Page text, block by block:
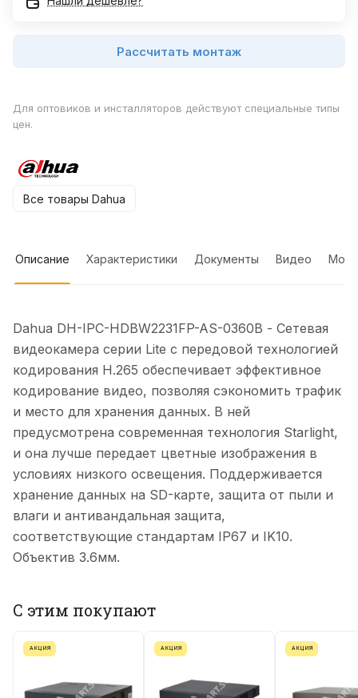
Рассчитать монтаж
Для оптовиков и инсталляторов действуют специальные типы
цен.
Все товары Dahua
Описание Характеристики Документы Видео
Dahua DH-IPC-HDBW2231FP-AS-0360B - Сетевая
видеокамера серии Lite с передовой технологией
кодирования H.265 обеспечивает эффективное
кодирование видео, позволяя сэкономить трафик
и место для хранения данных. В ней
предусмотрена современная технология Starlight,
и она лучше передает цветные изображения в
условиях низкого освещения. Поддерживается
хранение данных на SD-карте, защита от пыли и
влаги и антивандальная защита,
соответствующие стандартам IP67 и IK10.
Объектив 3.6мм.
С этим покупают
АКЦИЯ АКЦИЯ АКЦИЯ